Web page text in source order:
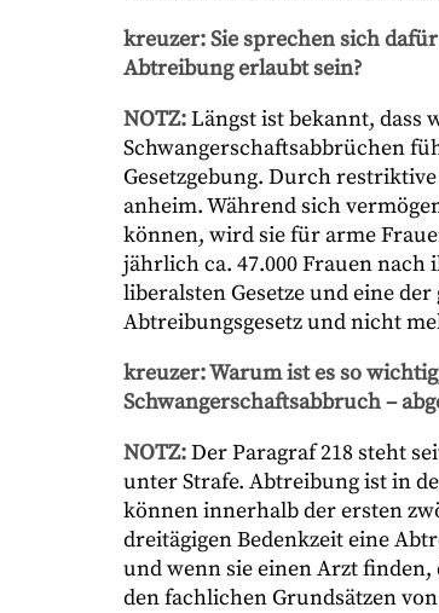
kreuzer: Sie sprechen sich
Abtreibung erlaubt sein?
NOTZ:Längst ist bekannt, dass
Schwangerschaftsabbrüchen
Gesetzgebung. Durch
anheim. Während sich
können, wird sie für arme
jährlich ca. 47.000 Frauen
liberalsten Gesetze und eine
Abtreibungsgesetz und nicht
kreuzer: Warum ist es so
Schwangerschaftsabbruch –
NOTZ:Der Paragraf 218 steht
unter Strafe. Abtreibung ist in
können innerhalb der ersten
dreitägigen Bedenkzeit eine
und wenn sie einen Arzt
den fachlichen Grundsätzen